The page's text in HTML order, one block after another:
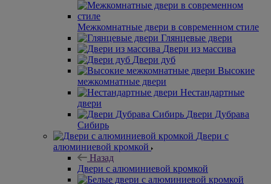
Межкомнатные двери в современном стиле
Глянцевые двери
Двери из массива
Двери дуб
Высокие
межкомнатные двери
Нестандартные
двери
Двери Дубрава
Сибирь
Двери с
алюминиевой кромкой
Назад
Двери с алюминиевой кромкой